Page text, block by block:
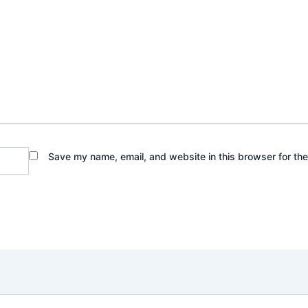
Save my name, email, and website in this browser for